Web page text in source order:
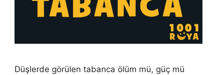
Düşlerde görülen tabanca ölüm mü, güç mü